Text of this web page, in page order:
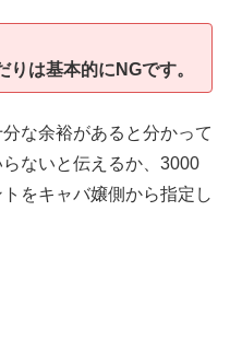
は基本的にNGです。
な余裕があると分かって
ないと伝えるか、3000
をキャバ嬢側から指定し